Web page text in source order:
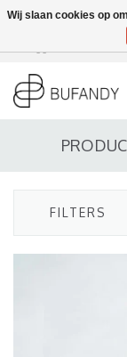
FILTERS
Wij slaan cookies op